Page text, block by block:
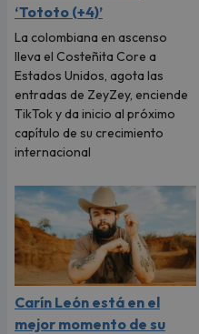
‘Tototo (+4)’
La colombiana en ascenso
lleva el Costeñita Core a
Estados Unidos, agota las
entradas de ZeyZey, enciende
TikTok y da inicio al próximo
capítulo de su crecimiento
internacional
Carín León está en el
mejor momento de su